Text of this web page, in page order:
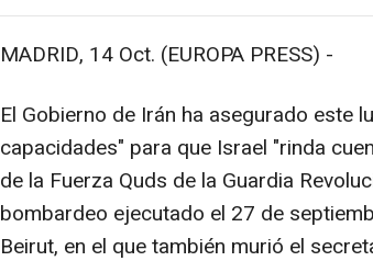
MADRID, 14 Oct. (EUROPA PRESS) -
El Gobierno de Irán ha asegurado este
capacidades" para que Israel "rinda
de la Fuerza Quds de la Guardia
bombardeo ejecutado el 27 de
Beirut, en el que también murió el